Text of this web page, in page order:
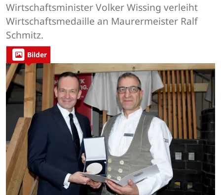
Wirtschaftsminister Volker Wissing verleiht
Wirtschaftsmedaille an Maurermeister Ralf
Schmitz.
Bilder